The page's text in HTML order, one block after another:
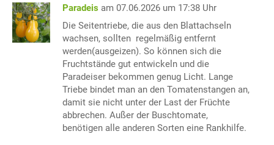
Paradeis am 07.06.2026 um 17:38 Uhr
Die Seitentriebe, die aus den Blattachseln
wachsen, sollten regelmäßig entfernt
werden(ausgeizen). So können sich die
Fruchtstände gut entwickeln und die
Paradeiser bekommen genug Licht. Lange
Triebe bindet man an den Tomatenstangen an,
damit sie nicht unter der Last der Früchte
abbrechen. Außer der Buschtomate,
benötigen alle anderen Sorten eine Rankhilfe.